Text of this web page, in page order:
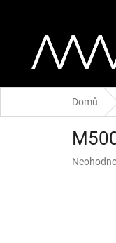
Domů
Průměrné